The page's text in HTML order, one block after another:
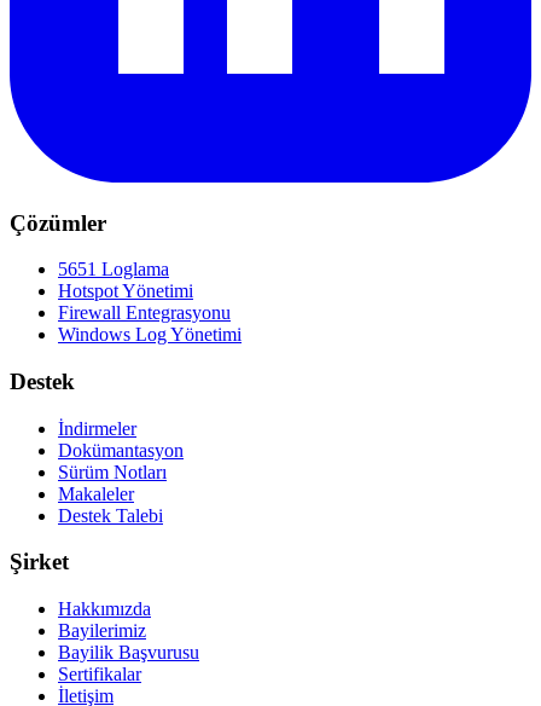
Çözümler
5651 Loglama
Hotspot Yönetimi
Firewall Entegrasyonu
Windows Log Yönetimi
Destek
İndirmeler
Dokümantasyon
Sürüm Notları
Makaleler
Destek Talebi
Şirket
Hakkımızda
Bayilerimiz
Bayilik Başvurusu
Sertifikalar
İletişim